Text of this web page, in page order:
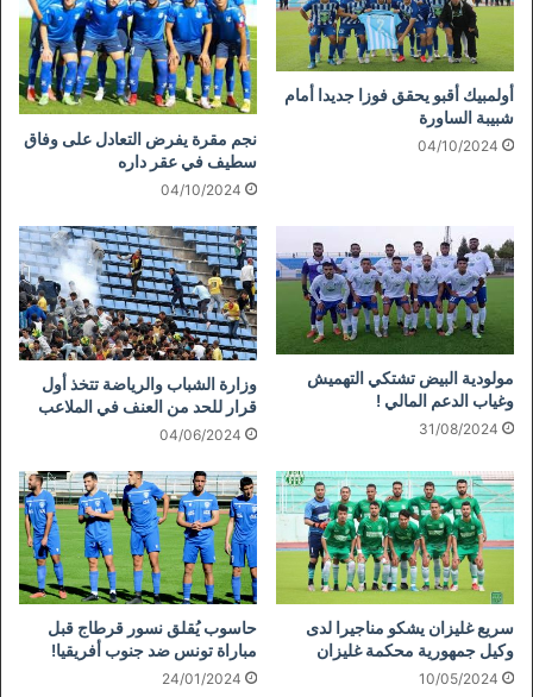
أولمبيك أقبو يحقق فوزا جديدا أمام
شبيبة الساورة
04/10/2024
نجم مقرة يفرض التعادل على وفاق
سطيف في عقر داره
04/10/2024
مولودية البيض تشتكي التهميش
وغياب الدعم المالي !
31/08/2024
وزارة الشباب والرياضة تتخذ أول
قرار للحد من العنف في الملاعب
04/06/2024
سريع غليزان يشكو مناجيرا لدى
وكيل جمهورية محكمة غليزان
10/05/2024
حاسوب يُقلق نسور قرطاج قبل
مباراة تونس ضد جنوب أفريقيا!
24/01/2024